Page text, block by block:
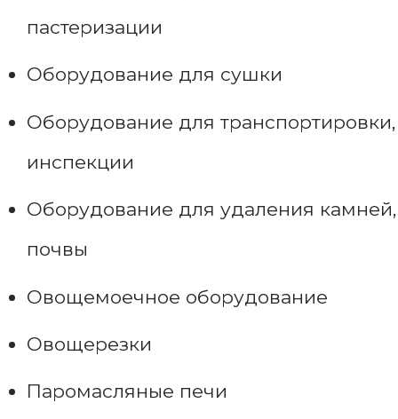
пастеризации
Оборудование для сушки
Оборудование для транспортировки,
инспекции
Оборудование для удаления камней,
почвы
Овощемоечное оборудование
Овощерезки
Паромасляные печи